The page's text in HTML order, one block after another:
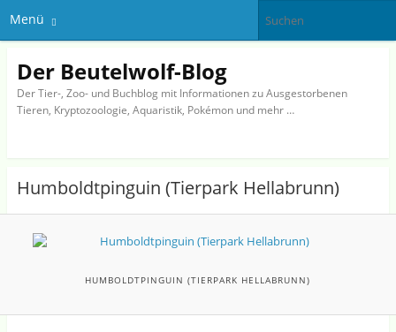
Menü
Der Beutelwolf-Blog
Der Tier-, Zoo- und Buchblog mit Informationen zu Ausgestorbenen
Tieren, Kryptozoologie, Aquaristik, Pokémon und mehr …
Humboldtpinguin (Tierpark Hellabrunn)
HUMBOLDTPINGUIN (TIERPARK HELLABRUNN)